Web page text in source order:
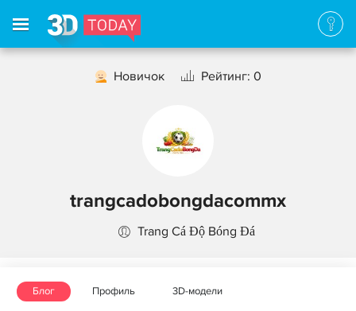
Новичок Рейтинг: 0
trangcadobongdacommx
Trang Cá Độ Bóng Đá
Блог Профиль 3D-модели